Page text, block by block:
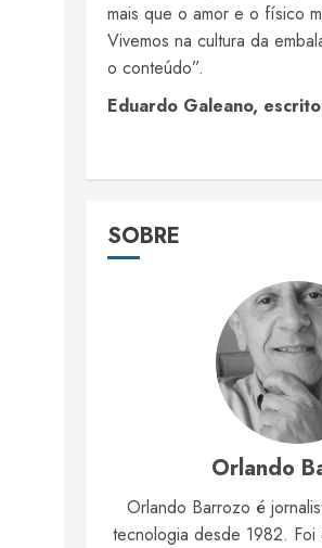
mais que o amor e o físico
Vivemos na cultura da
o conteúdo”.
Eduardo Galeano,
SOBRE
Orlando
Orlando Barrozo é
tecnologia desde 1982.